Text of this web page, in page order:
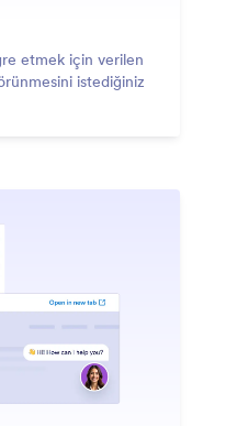
etmek için verilen
istediğiniz